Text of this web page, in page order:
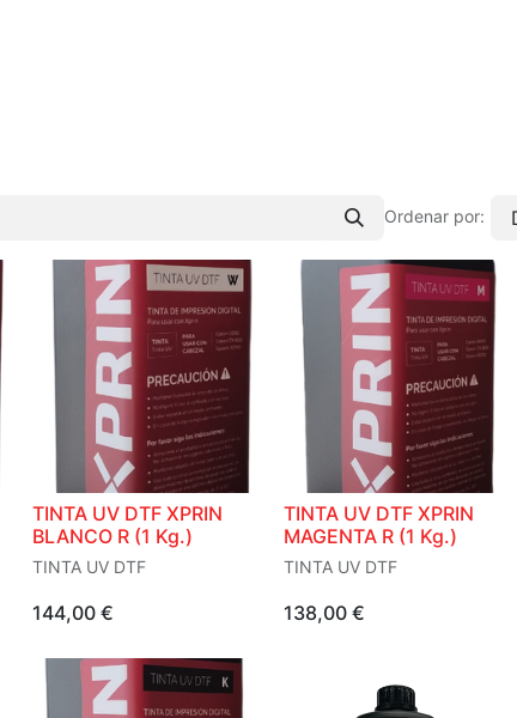
Ordenar por:
TINTA UV DTF XPRIN
BLANCO R (1 Kg.)
TINTA UV DTF
144,00 €
TINTA UV DTF XPRIN
MAGENTA R (1 Kg.)
TINTA UV DTF
138,00 €